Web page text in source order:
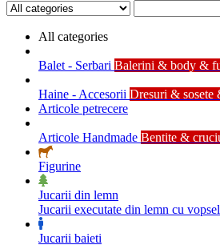
All categories
Balet - Serbari Balerini & body &
Haine - Accesorii Dresuri & sosete
Articole petrecere
Articole Handmade Bentite &
Figurine
Jucarii din lemn
Jucarii executate din lemn cu
Jucarii baieti